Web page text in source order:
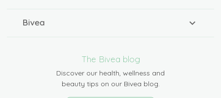
Bivea
The Bivea blog
Discover our health, wellness and
beauty tips on our Bivea blog.